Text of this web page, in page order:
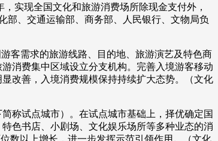
实现全国文化和旅游消费场所除现金支付外，
部、交通运输部、商务部、人民银行、文物局负
需求的旅游线路、目的地、旅游演艺及特色商
消费集中区域设立分支机构。完善入境游客移动
改善，入境消费规模保持持续扩大态势。（文化
试点城市）。在试点城市基础上，择优确定国
色书店、小剧场、文化娱乐场所等多种业态的消
数以上增长，进一步发挥示范引领作用。（文化